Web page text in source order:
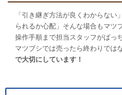
「引き継ぎ方法が良くわからない
られるか心配」そんな場合もマツ
操作手順まで担当スタッフがばっ
マツブシでは売ったら終わりではな
で大切にしています！